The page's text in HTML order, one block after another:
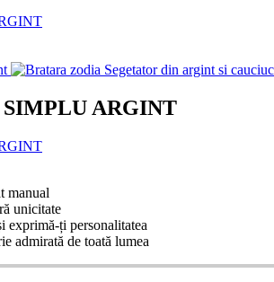
ARGINT
manual
unicitate
exprimă-ți personalitatea
admirată de toată lumea